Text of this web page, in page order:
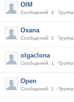
OIM
Сообщений: 4 ·
Oxana
Сообщений: 2 ·
olgaclona
Сообщений: 1 ·
Open
Сообщений: 1 ·